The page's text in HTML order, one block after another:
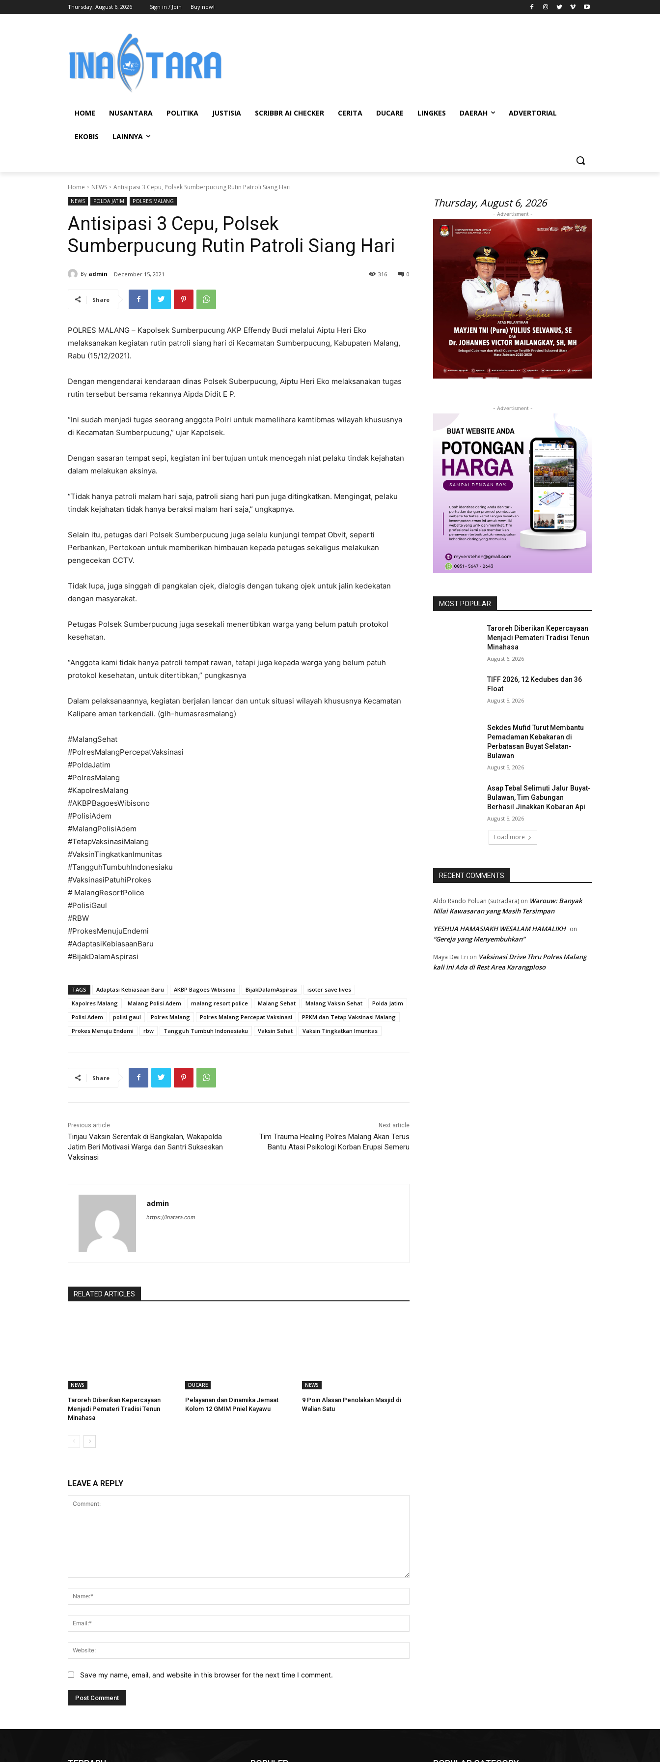
Thursday, August 6, 2026 Sign in / Join Buy now!
HOME NUSANTARA POLITIKA JUSTISIA SCRIBBR AI CHECKER CERITA DUCARE LINGKES DAERAH ADVERTORIAL
EKOBIS LAINNYA
Home NEWS Antisipasi 3 Cepu, Polsek Sumberpucung Rutin Patroli Siang Hari
NEWS POLDA JATIM POLRES MALANG
Antisipasi 3 Cepu, Polsek
Sumberpucung Rutin Patroli Siang Hari
By admin December 15, 2021 0
316
Share
POLRES MALANG – Kapolsek Sumberpucung AKP Effendy Budi melalui Aiptu Heri Eko
melaksanakan kegiatan rutin patroli siang hari di Kecamatan Sumberpucung, Kabupaten Malang,
Rabu (15/12/2021).
Dengan mengendarai kendaraan dinas Polsek Suberpucung, Aiptu Heri Eko melaksanakan tugas
rutin tersebut bersama rekannya Aipda Didit E P.
“Ini sudah menjadi tugas seorang anggota Polri untuk memelihara kamtibmas wilayah khususnya
di Kecamatan Sumberpucung,” ujar Kapolsek.
Dengan sasaran tempat sepi, kegiatan ini bertujuan untuk mencegah niat pelaku tindak kejahatan
dalam melakukan aksinya.
“Tidak hanya patroli malam hari saja, patroli siang hari pun juga ditingkatkan. Mengingat, pelaku
tindak kejahatan tidak hanya beraksi malam hari saja,” ungkapnya.
Selain itu, petugas dari Polsek Sumberpucung juga selalu kunjungi tempat Obvit, seperti
Perbankan, Pertokoan untuk memberikan himbauan kepada petugas sekaligus melakukan
pengecekan CCTV.
Tidak lupa, juga singgah di pangkalan ojek, dialogis dengan tukang ojek untuk jalin kedekatan
dengan masyarakat.
Petugas Polsek Sumberpucung juga sesekali menertibkan warga yang belum patuh protokol
kesehatan.
“Anggota kami tidak hanya patroli tempat rawan, tetapi juga kepada warga yang belum patuh
protokol kesehatan, untuk ditertibkan,” pungkasnya
Dalam pelaksanaannya, kegiatan berjalan lancar dan untuk situasi wilayah khususnya Kecamatan
Kalipare aman terkendali. (glh-humasresmalang)
#MalangSehat
#PolresMalangPercepatVaksinasi
#PoldaJatim
#PolresMalang
#KapolresMalang
#AKBPBagoesWibisono
#PolisiAdem
#MalangPolisiAdem
#TetapVaksinasiMalang
#VaksinTingkatkanImunitas
#TangguhTumbuhIndonesiaku
#VaksinasiPatuhiProkes
# MalangResortPolice
#PolisiGaul
#RBW
#ProkesMenujuEndemi
#AdaptasiKebiasaanBaru
#BijakDalamAspirasi
TAGS Adaptasi Kebiasaan Baru AKBP Bagoes Wibisono BijakDalamAspirasi
isoter save lives
Kapolres Malang
Malang Polisi Adem malang resort police Malang Sehat Malang Vaksin Sehat
Polda Jatim
Polisi Adem
polisi gaul Polres Malang Polres Malang Percepat Vaksinasi
PPKM dan Tetap Vaksinasi Malang
Prokes Menuju Endemi
rbw Tangguh Tumbuh Indonesiaku Vaksin Sehat Vaksin Tingkatkan Imunitas
Share
Previous article
Tinjau Vaksin Serentak di Bangkalan, Wakapolda
Jatim Beri Motivasi Warga dan Santri Sukseskan
Vaksinasi
Next article
Tim Trauma Healing Polres Malang Akan Terus
Bantu Atasi Psikologi Korban Erupsi Semeru
admin
https://inatara.com
RELATED ARTICLES
NEWS
Taroreh Diberikan Kepercayaan
Menjadi Pemateri Tradisi Tenun
Minahasa
DUCARE
Pelayanan dan Dinamika Jemaat
Kolom 12 GMIM Pniel Kayawu
NEWS
9 Poin Alasan Penolakan Masjid di
Walian Satu
LEAVE A REPLY
Save my name, email, and website in this browser for the next time I comment.
Thursday, August 6, 2026
- Advertisment -
- Advertisment -
MOST POPULAR
Taroreh Diberikan Kepercayaan
Menjadi Pemateri Tradisi Tenun
Minahasa
August 6, 2026
TIFF 2026, 12 Kedubes dan 36
Float
August 5, 2026
Sekdes Mufid Turut Membantu
Pemadaman Kebakaran di
Perbatasan Buyat Selatan-
Bulawan
August 5, 2026
Asap Tebal Selimuti Jalur Buyat-
Bulawan, Tim Gabungan
Berhasil Jinakkan Kobaran Api
August 5, 2026
Load more
RECENT COMMENTS
Aldo Rando Poluan (sutradara) on Warouw: Banyak
Nilai Kawasaran yang Masih Tersimpan
YESHUA HAMASIAKH WESALAM HAMALIKH on
“Gereja yang Menyembuhkan”
Maya Dwi Eri on Vaksinasi Drive Thru Polres Malang
kali ini Ada di Rest Area Karangploso